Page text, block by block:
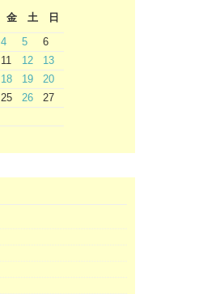
金 土
日
4 5
6
11 12
13
18 19
20
25 26
27